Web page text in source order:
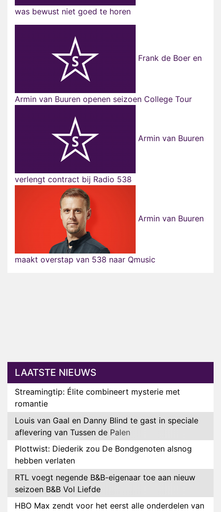
was bewust niet goed te horen
Frank de Boer en
Armin van Buuren openen seizoen College Tour
Armin van Buuren
verlengt contract bij Radio 538
Armin van Buuren
maakt overstap van 538 naar Qmusic
LAATSTE NIEUWS
Streamingtip: Élite combineert mysterie met
romantie
Louis van Gaal en Danny Blind te gast in speciale
aflevering van Tussen de Palen
Plottwist: Diederik zou De Bondgenoten alsnog
hebben verlaten
RTL voegt negende B&B-eigenaar toe aan nieuw
seizoen B&B Vol Liefde
HBO Max zendt voor het eerst alle onderdelen van